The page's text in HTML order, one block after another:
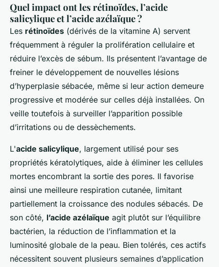
Quel impact ont les rétinoïdes, l’acide
salicylique et l’acide azélaïque ?
Les rétinoïdes (dérivés de la vitamine A) servent
fréquemment à réguler la prolifération cellulaire et
réduire l’excès de sébum. Ils présentent l’avantage de
freiner le développement de nouvelles lésions
d’hyperplasie sébacée, même si leur action demeure
progressive et modérée sur celles déjà installées. On
veille toutefois à surveiller l’apparition possible
d’irritations ou de dessèchements.
L'acide salicylique, largement utilisé pour ses
propriétés kératolytiques, aide à éliminer les cellules
mortes encombrant la sortie des pores. Il favorise
ainsi une meilleure respiration cutanée, limitant
partiellement la croissance des nodules sébacés. De
son côté, l’acide azélaïque agit plutôt sur l’équilibre
bactérien, la réduction de l’inflammation et la
luminosité globale de la peau. Bien tolérés, ces actifs
nécessitent souvent plusieurs semaines d’application